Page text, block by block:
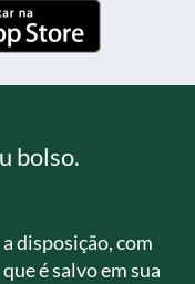
bolso.
disposição, com
é salvo em sua